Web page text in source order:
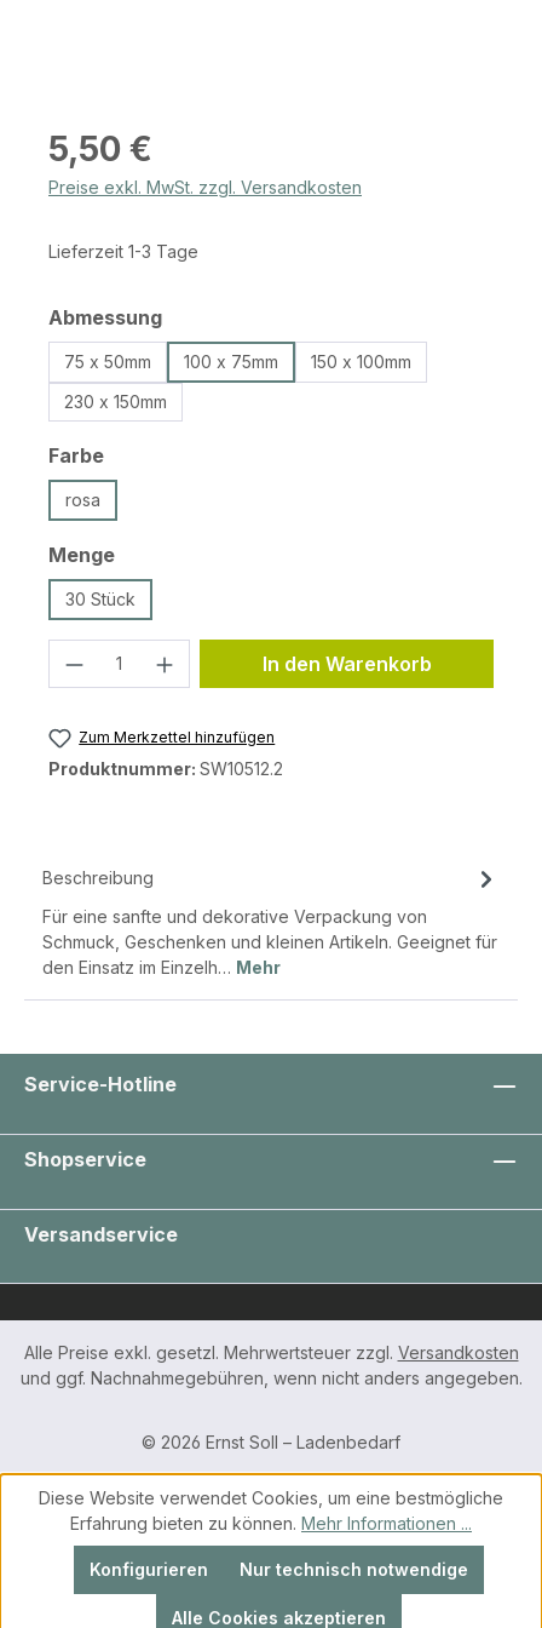
Regulärer Preis:
5,50 €
Preise exkl. MwSt. zzgl. Versandkosten
Lieferzeit 1-3 Tage
Abmessungauswählen
75 x 50mm 100 x 75mm
150 x 100mm
230 x 150mm
Farbeauswählen
rosa
Mengeauswählen
30 Stück
Produkt Anzahl: Gib den
In den Warenkorb
Zum Merkzettel hinzufügen
Produktnummer: SW10512.2
Beschreibung
Für eine sanfte und dekorative Verpackung von
Schmuck, Geschenken und kleinen Artikeln. Geeignet für
den Einsatz im Einzelh… Mehr
Service-Hotline
Shopservice
Versandservice
Alle Preise exkl. gesetzl. Mehrwertsteuer zzgl. Versandkosten
und ggf. Nachnahmegebühren, wenn nicht anders angegeben.
© 2026 Ernst Soll – Ladenbedarf
Diese Website verwendet Cookies, um eine bestmögliche
Erfahrung bieten zu können. Mehr Informationen ...
Nur technisch notwendige
Konfigurieren
Alle Cookies akzeptieren